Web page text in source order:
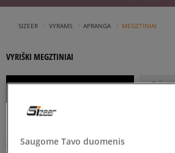
SIZEER VYRAMS APRANGA MEGZTINIAI
VYRIŠKI MEGZTINIAI
Rušiuoti
NUO IKI
Saugome Tavo duomenis